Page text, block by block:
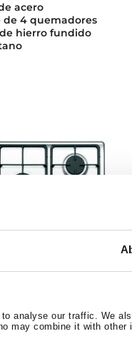
analyse our traffic. We
may combine it with other
acero
de 4 quemadores
hierro fundido
de 5 quemadores
hierro fundido